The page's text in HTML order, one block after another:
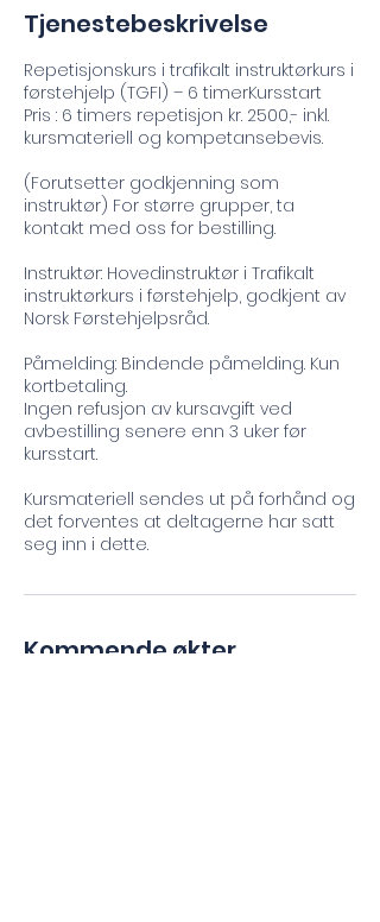
Tjenestebeskrivelse
Repetisjonskurs i trafikalt instruktørkurs i
førstehjelp (TGFI) – 6 timerKursstart
Pris : 6 timers repetisjon kr. 2500,- inkl.
kursmateriell og kompetansebevis.
(Forutsetter godkjenning som
instruktør) For større grupper, ta
kontakt med oss for bestilling.
Instruktør: Hovedinstruktør i Trafikalt
instruktørkurs i førstehjelp, godkjent av
Norsk Førstehjelpsråd.
Påmelding: Bindende påmelding. Kun
kortbetaling.
Ingen refusjon av kursavgift ved
avbestilling senere enn 3 uker før
kursstart.
Kursmateriell sendes ut på forhånd og
det forventes at deltagerne har satt
seg inn i dette.
Kommende økter